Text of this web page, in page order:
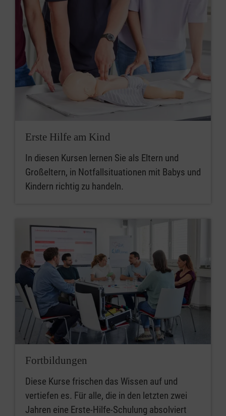
Erste Hilfe am Kind
In diesen Kursen lernen Sie als Eltern und
Großeltern, in Notfallsituationen mit Babys und
Kindern richtig zu handeln.
Fortbildungen
Diese Kurse frischen das Wissen auf und
vertiefen es. Für alle, die in den letzten zwei
Jahren eine Erste-Hilfe-Schulung absolviert